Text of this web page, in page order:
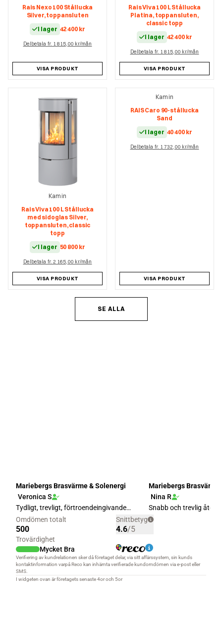
Rais Nexo 100 Stållucka
Silver, toppansluten
I lager 42 400 kr
Delbetala fr. 1 815,00 kr/mån
VISA PRODUKT
Rais Viva 100 L Stållucka
Platina, toppansluten,
classic topp
I lager 42 400 kr
Delbetala fr. 1 815,00 kr/mån
VISA PRODUKT
Kamin
Rais Viva 100 L Stållucka
med sidoglas Silver,
toppansluten, classic
topp
I lager 50 800 kr
Delbetala fr. 2 165,00 kr/mån
VISA PRODUKT
Kamin
RAIS Caro 90-stållucka
Sand
I lager 40 400 kr
Delbetala fr. 1 732,00 kr/mån
VISA PRODUKT
SE ALLA